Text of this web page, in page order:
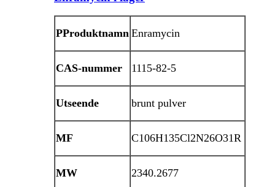
PProduktnamn Enramycin
CAS-nummer 1115-82-5
Utseende brunt pulver
MF C106H135Cl2N26O31R
MW 2340.2677